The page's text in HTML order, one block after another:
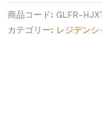
商品コード: GLFR-
カテゴリー: レジデン